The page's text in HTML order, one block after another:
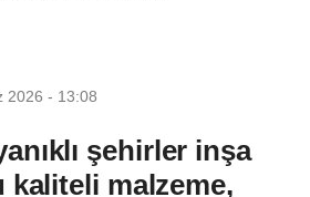
2026 - 13:08
şehirler inşa
kaliteli malzeme,